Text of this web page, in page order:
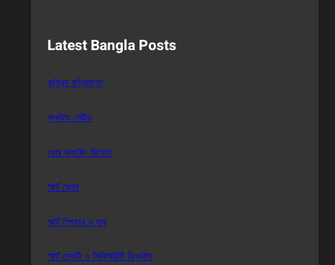
Latest Bangla Posts
কৃত্রিম বুদ্ধিমত্তা
ক্লাউড নেটিভ
কোর ব্যাংকিং সিস্টেম
স্মার্ট হেলথ
স্মার্ট স্পিকার ও হাব
স্মার্ট সেফটি ও সিকিউরিটি ডিভাইস